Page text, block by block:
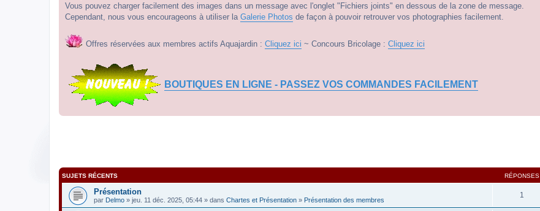
Vous pouvez charger facilement des images dans un message avec l'onglet "Fichiers joints" en dessous de la zone de message.
Cependant, nous vous encourageons à utiliser la Galerie Photos de façon à pouvoir retrouver vos photographies facilement.
Offres réservées aux membres actifs Aquajardin : Cliquez ici ~ Concours Bricolage : Cliquez ici
BOUTIQUES EN LIGNE - PASSEZ VOS COMMANDES FACILEMENT
SUJETS RÉCENTS RÉPONSES
Présentation
par Delmo » jeu. 11 déc. 2025, 05:44 » dans Chartes et Présentation » Présentation des membres
1